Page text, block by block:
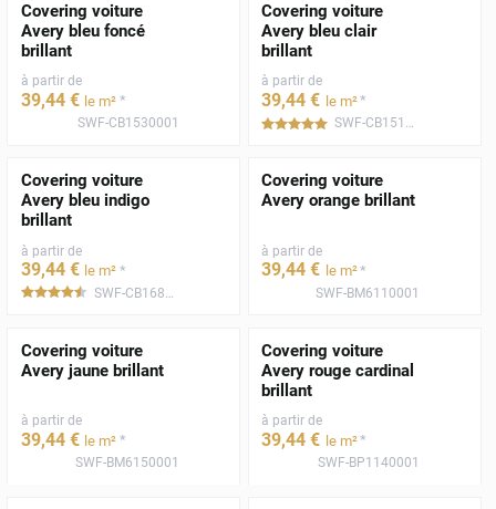
Covering voiture
Avery bleu foncé
brillant
à partir de
39,44 € le m² *
SWF-CB1530001
Covering voiture
Avery bleu clair
brillant
à partir de
39,44 € le m²*
***** SWF-CB1510001
Covering voiture
Avery bleu indigo
brillant
à partir de
39,44 € le m² *
***** SWF-CB1680001
Covering voiture
Avery orange brillant
à partir de
39,44 € le m²*
SWF-BM6110001
Covering voiture
Avery jaune brillant
à partir de
39,44 € le m² *
SWF-BM6150001
Covering voiture
Avery rouge cardinal
brillant
à partir de
39,44 € le m²*
SWF-BP1140001